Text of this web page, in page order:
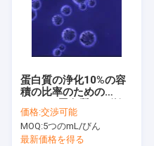
蛋白質の浄化10%の容
積の比率のための
ビード500のmL
価格:交渉可能
MOQ:5つのmL/びん
最新価格を得る